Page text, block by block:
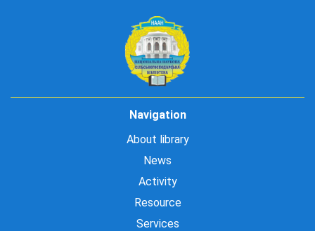
Navigation
About library
News
Activity
Resource
Services